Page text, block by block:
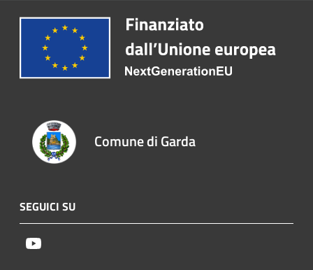
Comune di Garda
SEGUICI SU